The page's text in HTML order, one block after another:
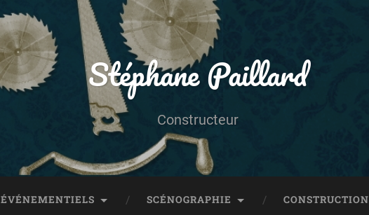
Stéphane Paillard
Constructeur
ÉVÉNEMENTIELS SCÉNOGRAPHIE CONSTRUCTION